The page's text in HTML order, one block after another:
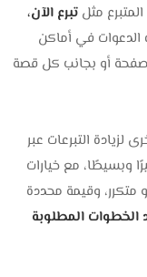
مثلتبرع الآن،
في أماكن
أو بجانب كل قصة
لزيادة التبرعات عبر
وبسيطًا، مع خيارات
متكرر، وقيمة محددة
الخطوات المطلوبة